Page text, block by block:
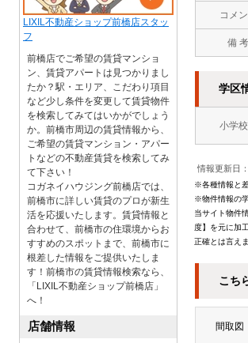
コメ
備 考
学区
小学
情報更新日
※各種情報と
※物件情報の
当サイト物件
度】を元に加
正確とは言え
こち
間取図
LIXIL不動産ショップ前橋店スタッ
フ
前橋店でご希望の賃貸マンショ
ン、賃貸アパートは見つかりまし
たか？駅・エリア、こだわり項目
など少し条件を変更して賃貸物件
を検索してみてはいかがでしょう
か。前橋市周辺の賃貸情報から、
ご希望の賃貸マンション・アパー
トなどの不動産賃貸を検索してみ
て下さい！
コガネイハウジング前橋店では、
前橋市に詳しい賃貸のプロが新生
活を応援いたします。賃貸情報と
合わせて、前橋市の住環境からお
すすめのスポットまで、前橋市に
根差した情報をご提供いたしま
す！前橋市の賃貸情報検索なら、
「LIXIL不動産ショップ前橋店」
へ！
店舗情報